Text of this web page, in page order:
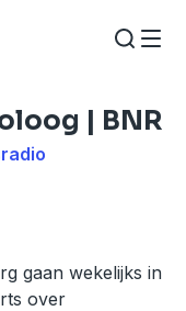
| BNR
gaan wekelijks in
over